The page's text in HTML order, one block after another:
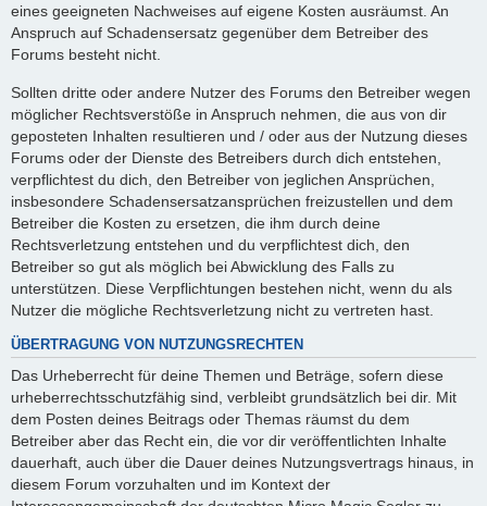
eines geeigneten Nachweises auf eigene Kosten ausräumst. An
Anspruch auf Schadensersatz gegenüber dem Betreiber des
Forums besteht nicht.
Sollten dritte oder andere Nutzer des Forums den Betreiber wegen
möglicher Rechtsverstöße in Anspruch nehmen, die aus von dir
geposteten Inhalten resultieren und / oder aus der Nutzung dieses
Forums oder der Dienste des Betreibers durch dich entstehen,
verpflichtest du dich, den Betreiber von jeglichen Ansprüchen,
insbesondere Schadensersatzansprüchen freizustellen und dem
Betreiber die Kosten zu ersetzen, die ihm durch deine
Rechtsverletzung entstehen und du verpflichtest dich, den
Betreiber so gut als möglich bei Abwicklung des Falls zu
unterstützen. Diese Verpflichtungen bestehen nicht, wenn du als
Nutzer die mögliche Rechtsverletzung nicht zu vertreten hast.
ÜBERTRAGUNG VON NUTZUNGSRECHTEN
Das Urheberrecht für deine Themen und Beträge, sofern diese
urheberrechtsschutzfähig sind, verbleibt grundsätzlich bei dir. Mit
dem Posten deines Beitrags oder Themas räumst du dem
Betreiber aber das Recht ein, die vor dir veröffentlichten Inhalte
dauerhaft, auch über die Dauer deines Nutzungsvertrags hinaus, in
diesem Forum vorzuhalten und im Kontext der